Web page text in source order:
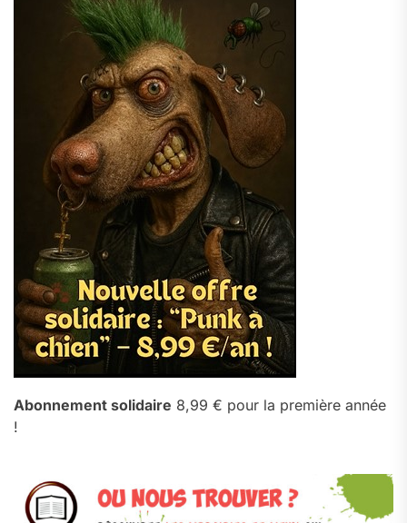
Abonnement solidaire 8,99 € pour la première année
!